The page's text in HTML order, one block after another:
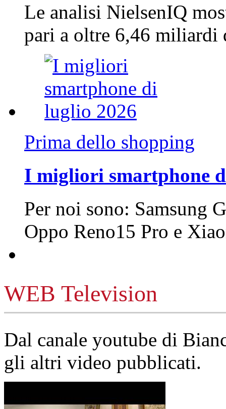
Le analisi NielsenIQ
pari a oltre 6,46
Prima dello shopping
I migliori smartphone
Per noi sono: Samsung
Oppo Reno15 Pro e
WEB Television
Dal canale youtube di
gli altri video pubblicati.